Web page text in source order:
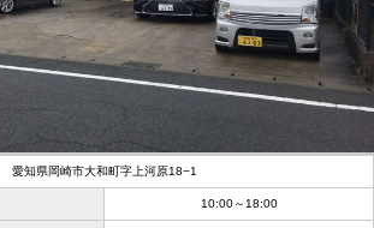
愛知県岡崎市大和町字上河原18−1
10:00～18:00